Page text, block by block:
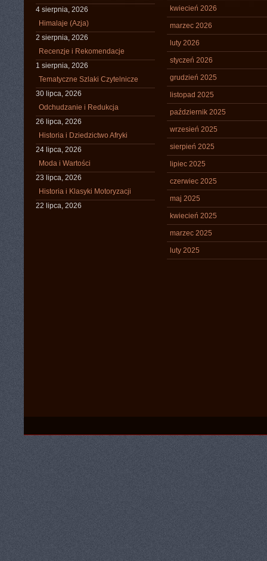
4 sierpnia, 2026
Himalaje (Azja)
2 sierpnia, 2026
Recenzje i Rekomendacje
1 sierpnia, 2026
Tematyczne Szlaki Czytelnicze
30 lipca, 2026
Odchudzanie i Redukcja
26 lipca, 2026
Historia i Dziedzictwo Afryki
24 lipca, 2026
Moda i Wartości
23 lipca, 2026
Historia i Klasyki Motoryzacji
22 lipca, 2026
kwiecień 2026
marzec 2026
luty 2026
styczeń 2026
grudzień 2025
listopad 2025
październik 2025
wrzesień 2025
sierpień 2025
lipiec 2025
czerwiec 2025
maj 2025
kwiecień 2025
marzec 2025
luty 2025